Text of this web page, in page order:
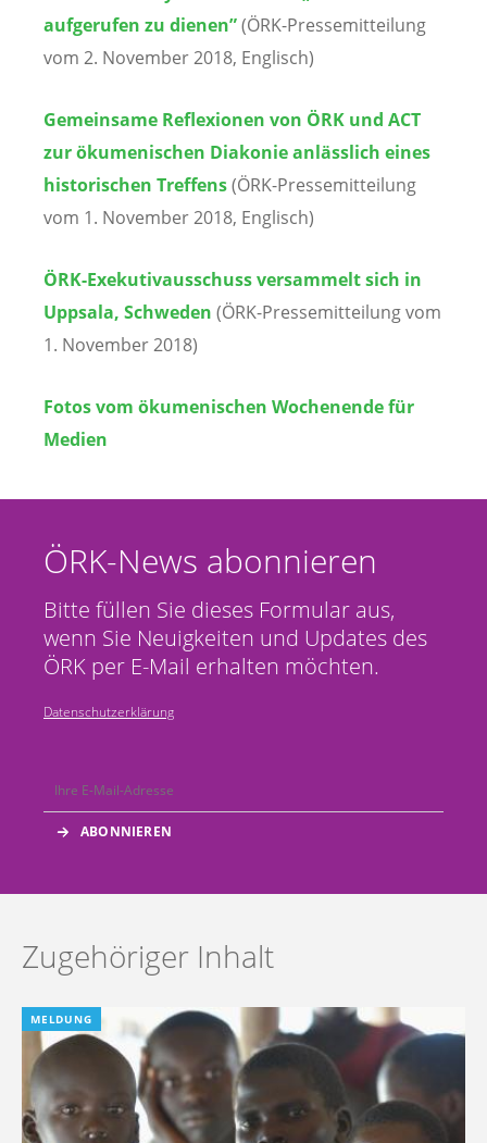
aufgerufen zu dienen”(ÖRK-Pressemitteilung
vom 2. November 2018, Englisch)
Gemeinsame Reflexionen von ÖRK und ACT
zur ökumenischen Diakonie anlässlich eines
historischen Treffens(ÖRK-Pressemitteilung
vom 1. November 2018, Englisch)
ÖRK-Exekutivausschuss versammelt sich in
Uppsala, Schweden (ÖRK-Pressemitteilung vom
1. November 2018)
Fotos vom ökumenischen Wochenende für
Medien
ÖRK-News abonnieren
Bitte füllen Sie dieses Formular aus,
wenn Sie Neuigkeiten und Updates des
ÖRK per E-Mail erhalten möchten.
Datenschutzerklärung
Zugehöriger Inhalt
MELDUNG